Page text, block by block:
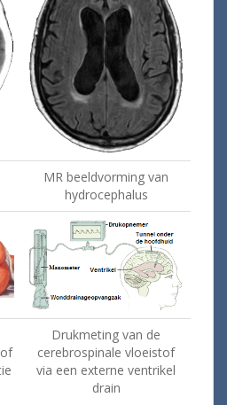
MR beeldvorming van
hydrocephalus
Drukmeting van de
cerebrospinale vloeistof
via een externe ventrikel
drain